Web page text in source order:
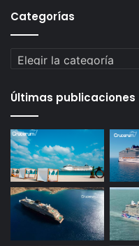
Categorías
Categorías
Últimas publicaciones